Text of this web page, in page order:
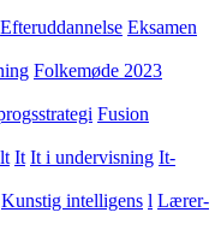
Efteruddannelse Eksamen
Folkemøde 2023
Fusion
It It i undervisning It-
Kunstig intelligens l Lærer-